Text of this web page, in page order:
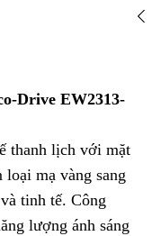
Drive EW2313-
thanh lịch với mặt
mạ vàng sang
tinh tế. Công
lượng ánh sáng